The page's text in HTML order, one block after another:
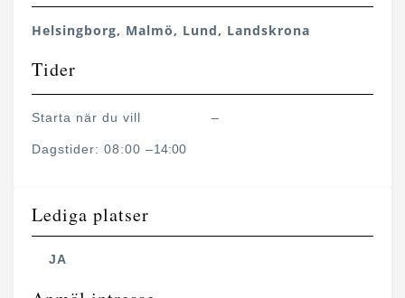
Helsingborg, Malmö, Lund, Landskrona
Tider
Starta när du vill –
Dagstider: 08:00 –14:00
Lediga platser
JA